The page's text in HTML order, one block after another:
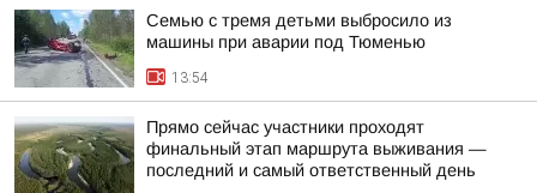
Семью с тремя детьми выбросило из
машины при аварии под Тюменью
13:54
Прямо сейчас участники проходят
финальный этап маршрута выживания —
последний и самый ответственный день